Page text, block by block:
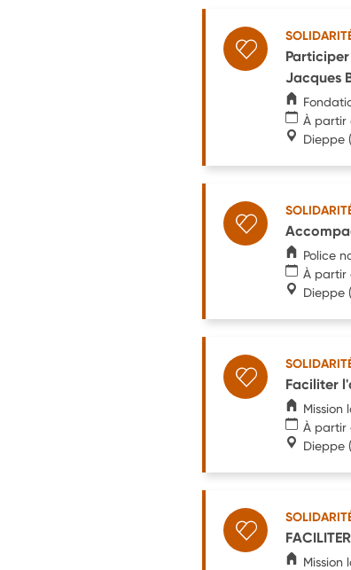
Jacques
À partir
Dieppe
Police
À partir
Dieppe
Faciliter
Mission
À partir
Dieppe
Mission